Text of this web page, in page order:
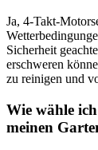
Ja, 4-Takt-
Sicherheit
erschweren
zu reinigen und
Wie wähle
meinen